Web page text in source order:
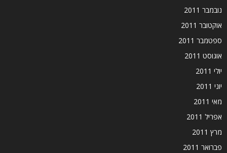
נובמבר 2011
אוקטובר 2011
ספטמבר 2011
אוגוסט 2011
יולי 2011
יוני 2011
מאי 2011
אפריל 2011
מרץ 2011
פברואר 2011